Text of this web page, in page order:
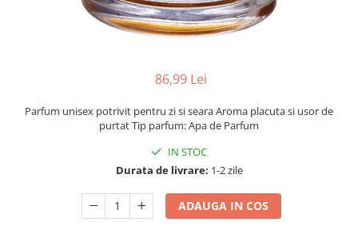
86,99 Lei
Parfum unisex potrivit pentru zi si seara Aroma placuta si usor de
purtat Tip parfum: Apa de Parfum
IN STOC
Durata de livrare: 1-2 zile
ADAUGA IN COS